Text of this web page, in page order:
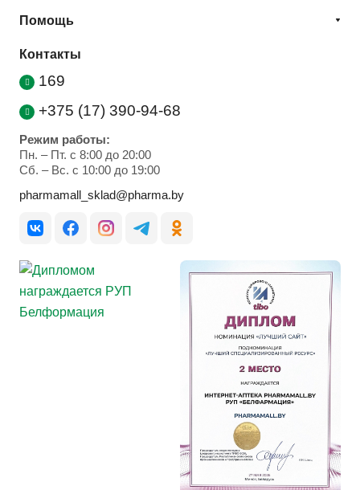
Помощь
Контакты
169
+375 (17) 390-94-68
Режим работы:
Пн. – Пт. с 8:00 до 20:00
Cб. – Вс. с 10:00 до 19:00
pharmamall_sklad@pharma.by